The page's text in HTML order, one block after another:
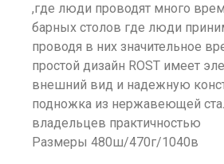
,где люди проводят много
барных столов где люди
проводя в них значительное
простой дизайн ROST имеет
внешний вид и надежную
подножка из нержавеющей
владельцев практичностью
Размеры 480ш/470г/1040в